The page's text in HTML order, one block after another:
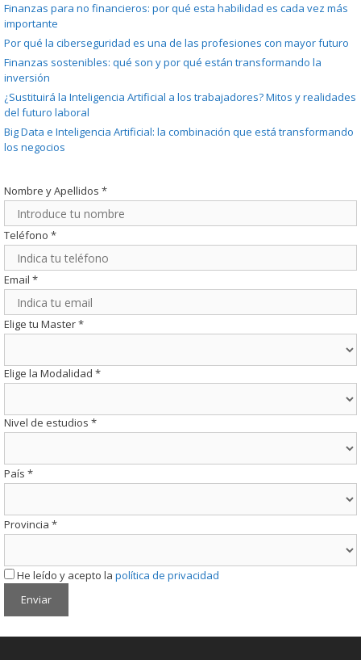
Finanzas para no financieros: por qué esta habilidad es cada vez más
importante
Por qué la ciberseguridad es una de las profesiones con mayor futuro
Finanzas sostenibles: qué son y por qué están transformando la
inversión
¿Sustituirá la Inteligencia Artificial a los trabajadores? Mitos y realidades
del futuro laboral
Big Data e Inteligencia Artificial: la combinación que está transformando
los negocios
Nombre y Apellidos *
Teléfono *
Email *
Elige tu Master*
Elige la Modalidad *
Nivel de estudios *
País *
Provincia *
He leído y acepto la política de privacidad